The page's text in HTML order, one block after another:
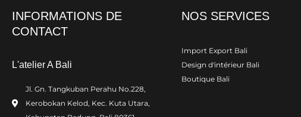
INFORMATIONS DE
CONTACT
L'atelier A Bali
Jl. Gn. Tangkuban Perahu No.228,
Kerobokan Kelod, Kec. Kuta Utara,
NOS SERVICES
Import Export Bali
Design d'intérieur Bali
Boutique Bali